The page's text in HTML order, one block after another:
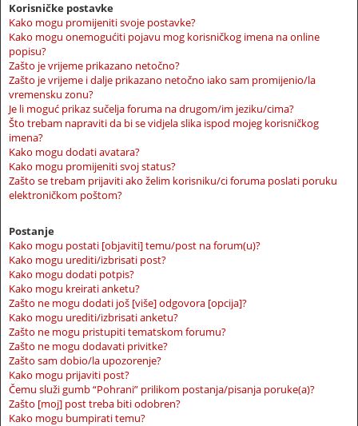
Korisničke postavke
Kako mogu promijeniti svoje postavke?
Kako mogu onemogućiti pojavu mog korisničkog imena na online
popisu?
Zašto je vrijeme prikazano netočno?
Zašto je vrijeme i dalje prikazano netočno iako sam promijenio/la
vremensku zonu?
Je li moguć prikaz sučelja foruma na drugom/im jeziku/cima?
Što trebam napraviti da bi se vidjela slika ispod mojeg korisničkog
imena?
Kako mogu dodati avatara?
Kako mogu promijeniti svoj status?
Zašto se trebam prijaviti ako želim korisniku/ci foruma poslati poruku
elektroničkom poštom?
Postanje
Kako mogu postati [objaviti] temu/post na forum(u)?
Kako mogu urediti/izbrisati post?
Kako mogu dodati potpis?
Kako mogu kreirati anketu?
Zašto ne mogu dodati još [više] odgovora [opcija]?
Kako mogu urediti/izbrisati anketu?
Zašto ne mogu pristupiti tematskom forumu?
Zašto ne mogu dodavati privitke?
Zašto sam dobio/la upozorenje?
Kako mogu prijaviti post?
Čemu služi gumb “Pohrani” prilikom postanja/pisanja poruke(a)?
Zašto [moj] post treba biti odobren?
Kako mogu bumpirati temu?